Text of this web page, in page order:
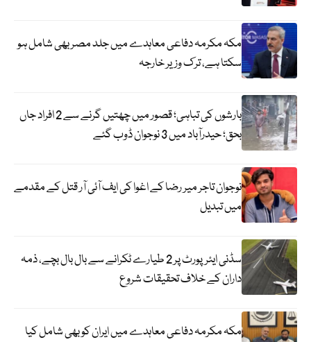
مکہ مکرمہ دفاعی معاہدے میں جلد مصر بھی شامل ہو
سکتا ہے، ترک وزیر خارجہ
بارشوں کی تباہی؛ قصور میں چھتیں گرنے سے 2 افراد جاں
بحق؛ حیدرآباد میں 3 نوجوان ڈوب گئے
نوجوان تاجر میر رضا کے اغوا کی ایف آئی آر قتل کے مقدمے
میں تبدیل
سڈنی ایئرپورٹ پر 2 طیارے ٹکرانے سے بال بال بچے، ذمہ
داران کے خلاف تحقیقات شروع
مکہ مکرمہ دفاعی معاہدے میں ایران کو بھی شامل کیا